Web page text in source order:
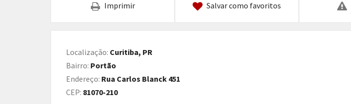
Imprimir Salvar como favoritos
Localização: Curitiba, PR
Bairro: Portão
Endereço: Rua Carlos Blanck 451
CEP: 81070-210